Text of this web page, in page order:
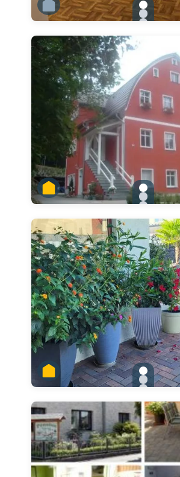
Zu Slide
Zu Slide
Zu
Zu
Zu
Zu Slide
Zu Slide
Zu
Zu
Zu Slide
Zu Slide
Zu Slide
Zu Slide